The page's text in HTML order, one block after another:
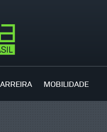
MOBILIDADE